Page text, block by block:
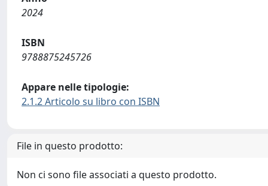
2024
ISBN
9788875245726
Appare nelle tipologie:
2.1.2 Articolo su libro con ISBN
File in questo prodotto:
Non ci sono file associati a questo prodotto.